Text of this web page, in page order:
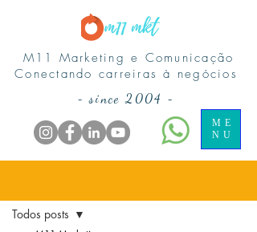
M11 Marketing e Comunicação
Conectando carreiras à negócios
ME
NU
-since 2004 -
Todos posts